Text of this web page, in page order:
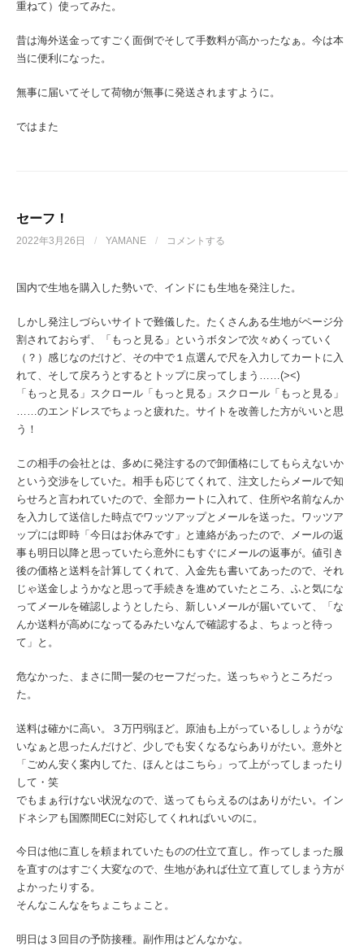
重ねて）使ってみた。
昔は海外送金ってすごく面倒でそして手数料が高かったなぁ。今は本
当に便利になった。
無事に届いてそして荷物が無事に発送されますように。
ではまた
セーフ！
2022年3月26日 / YAMANE / コメントする
国内で生地を購入した勢いで、インドにも生地を発注した。
しかし発注しづらいサイトで難儀した。たくさんある生地がページ分
割されておらず、「もっと見る」というボタンで次々めくっていく
（？）感じなのだけど、その中で１点選んで尺を入力してカートに入
れて、そして戻ろうとするとトップに戻ってしまう……(><)
「もっと見る」スクロール「もっと見る」スクロール「もっと見る」
……のエンドレスでちょっと疲れた。サイトを改善した方がいいと思
う！
この相手の会社とは、多めに発注するので卸価格にしてもらえないか
という交渉をしていた。相手も応じてくれて、注文したらメールで知
らせろと言われていたので、全部カートに入れて、住所や名前なんか
を入力して送信した時点でワッツアップとメールを送った。ワッツア
ップには即時「今日はお休みです」と連絡があったので、メールの返
事も明日以降と思っていたら意外にもすぐにメールの返事が。値引き
後の価格と送料を計算してくれて、入金先も書いてあったので、それ
じゃ送金しようかなと思って手続きを進めていたところ、ふと気にな
ってメールを確認しようとしたら、新しいメールが届いていて、「な
んか送料が高めになってるみたいなんで確認するよ、ちょっと待っ
て」と。
危なかった、まさに間一髪のセーフだった。送っちゃうところだっ
た。
送料は確かに高い。３万円弱ほど。原油も上がっているししょうがな
いなぁと思ったんだけど、少しでも安くなるならありがたい。意外と
「ごめん安く案内してた、ほんとはこちら」って上がってしまったり
して・笑
でもまぁ行けない状況なので、送ってもらえるのはありがたい。イン
ドネシアも国際間ECに対応してくれればいいのに。
今日は他に直しを頼まれていたものの仕立て直し。作ってしまった服
を直すのはすごく大変なので、生地があれば仕立て直してしまう方が
よかったりする。
そんなこんなをちょこちょこと。
明日は３回目の予防接種。副作用はどんなかな。